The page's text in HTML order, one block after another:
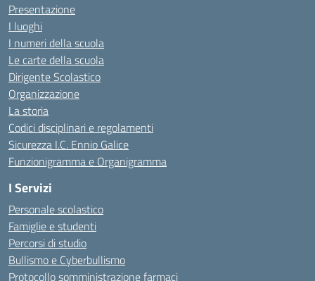
Presentazione
I luoghi
I numeri della scuola
Le carte della scuola
Dirigente Scolastico
Organizzazione
La storia
Codici disciplinari e regolamenti
Sicurezza I.C. Ennio Galice
Funzionigramma e Organigramma
I Servizi
Personale scolastico
Famiglie e studenti
Percorsi di studio
Bullismo e Cyberbullismo
Protocollo somministrazione farmaci